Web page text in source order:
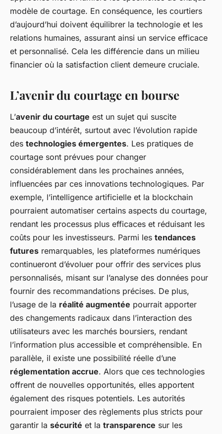
modèle de courtage. En conséquence, les courtiers
d’aujourd’hui doivent équilibrer la technologie et les
relations humaines, assurant ainsi un service efficace
et personnalisé. Cela les différencie dans un milieu
financier où la satisfaction client demeure cruciale.
L’avenir du courtage en bourse
L’avenir du courtage est un sujet qui suscite
beaucoup d’intérêt, surtout avec l’évolution rapide
des technologies émergentes. Les pratiques de
courtage sont prévues pour changer
considérablement dans les prochaines années,
influencées par ces innovations technologiques. Par
exemple, l’intelligence artificielle et la blockchain
pourraient automatiser certains aspects du courtage,
rendant les processus plus efficaces et réduisant les
coûts pour les investisseurs. Parmi les tendances
futures remarquables, les plateformes numériques
continueront d’évoluer pour offrir des services plus
personnalisés, misant sur l’analyse des données pour
fournir des recommandations précises. De plus,
l’usage de la réalité augmentée pourrait apporter
des changements radicaux dans l’interaction des
utilisateurs avec les marchés boursiers, rendant
l’information plus accessible et compréhensible. En
parallèle, il existe une possibilité réelle d’une
réglementation accrue. Alors que ces technologies
offrent de nouvelles opportunités, elles apportent
également des risques potentiels. Les autorités
pourraient imposer des règlements plus stricts pour
garantir la sécurité et la transparence sur les